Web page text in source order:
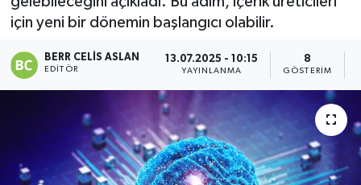
için yeni bir dönemin başlangıcı olabilir.
BERR CELIS ASLAN
EDITÖR
13.07.2025 - 10:15
YAYINLANMA
8
GÖSTERIM
Dünya
Eğitim
Ekonomi
Emet